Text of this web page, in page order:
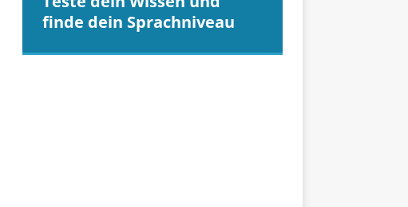
finde dein Sprachniveau